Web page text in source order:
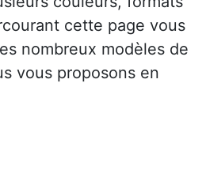
cette page vous
nombreux modèles de
vous proposons en